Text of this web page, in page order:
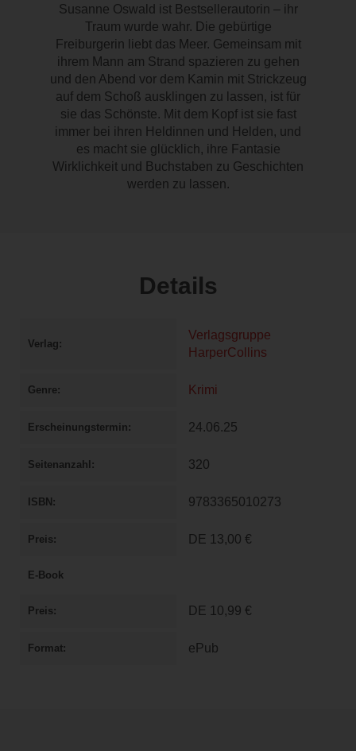
Susanne Oswald ist Bestsellerautorin – ihr
Traum wurde wahr. Die gebürtige
Freiburgerin liebt das Meer. Gemeinsam mit
ihrem Mann am Strand spazieren zu gehen
und den Abend vor dem Kamin mit Strickzeug
auf dem Schoß ausklingen zu lassen, ist für
sie das Schönste. Mit dem Kopf ist sie fast
immer bei ihren Heldinnen und Helden, und
es macht sie glücklich, ihre Fantasie
Wirklichkeit und Buchstaben zu Geschichten
werden zu lassen.
Details
Verlag
Verlagsgruppe
HarperCollins
Genre Krimi
Erscheinungstermin 24.06.25
Seitenanzahl 320
ISBN 9783365010273
Preis DE 13,00 €
E-Book
Preis DE 10,99 €
Format ePub